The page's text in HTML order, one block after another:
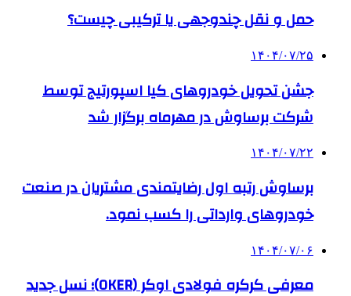
حمل و نقل چندوجهی یا ترکیبی چیست؟
۱۴۰۴/۰۷/۲۵
جشن تحویل خودروهای کیا اسپورتیج توسط
شرکت برساوش در مهرماه برگزار شد
۱۴۰۴/۰۷/۲۲
برساوش رتبه اول رضایتمندی مشتریان در صنعت
خودروهای وارداتی را کسب نمود.
۱۴۰۴/۰۷/۰۶
معرفی کرکره فولادی اوکر (OKER)؛ نسل جدید